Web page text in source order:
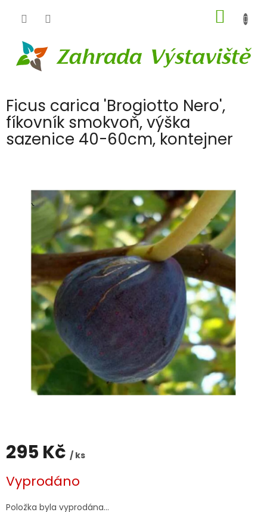
KOŠÍK
Ficus carica 'Brogiotto Nero',
fíkovník smokvoň, výška
sazenice 40-60cm, kontejner
295 Kč / ks
cena:
Vyprodáno
Položka byla vyprodána…